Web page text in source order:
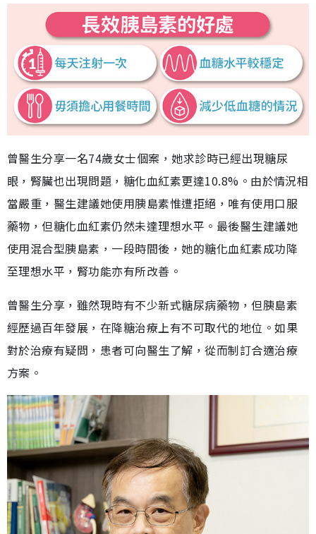
曾醫生分享一名74歲女士個案，她求診時已經出現糖尿
眼，腎臟也出現問題，糖化血紅素更達10.8%。由於情況相
當嚴重，醫生建議她使用胰島素惟遭拒絕，唯有使用口服
藥物，但糖化血紅素仍然未達理想水平。最後醫生建議她
使用混合型胰島素，一段時間後，她的糖化血紅素成功降
至理想水平，腎功能亦有所改善。
曾醫生分享，雖然現時有不少新式糖尿病藥物，但胰島素
經歷過百年發展，在降糖治療上有不可取代的地位。如果
對於治療有疑問，患者可向醫生了解，從而制訂合適治療
方案。